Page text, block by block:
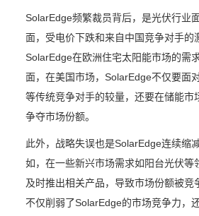
SolarEdge频繁裁员背后，是光伏行业
面，受电价下跌和来自中国竞争对手的
SolarEdge在欧洲住宅太阳能市场的需
面，在美国市场，SolarEdge不仅要面
等传统竞争对手的较量，还要在储能市
争夺市场份额。
此外，战略失误也是SolarEdge连续缩
如，在一些新兴市场需求如阳台光伏等
及时推出相关产品，导致市场份额被竞
不仅削弱了SolarEdge的市场竞争力，